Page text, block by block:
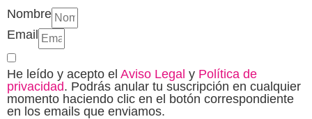
Nombre
Email
He leído y acepto el Aviso Legal y Política de
privacidad. Podrás anular tu suscripción en cualquier
momento haciendo clic en el botón correspondiente
en los emails que enviamos.